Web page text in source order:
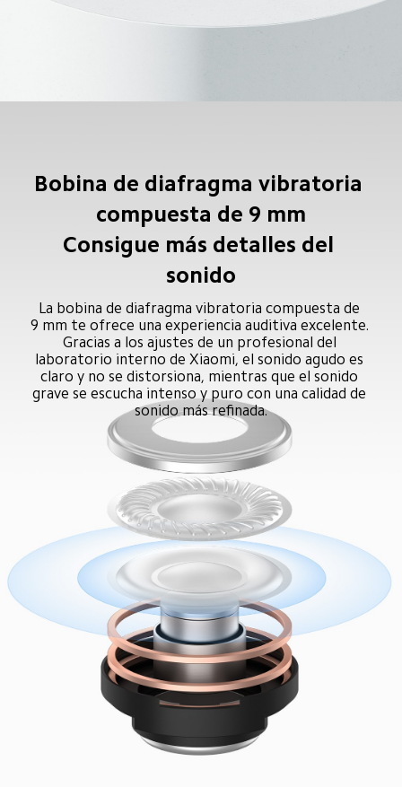
Bobina de diafragma vibratoria
compuesta de 9 mm
Consigue más detalles del
sonido
La bobina de diafragma vibratoria compuesta de
9 mm te ofrece una experiencia auditiva excelente.
Gracias a los ajustes de un profesional del
laboratorio interno de Xiaomi, el sonido agudo es
claro y no se distorsiona, mientras que el sonido
grave se escucha intenso y puro con una calidad de
sonido más refinada.